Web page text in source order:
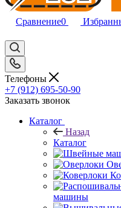
Сравнение0
Телефоны
+7 (912) 695-50-90
Заказать звонок
Каталог
Назад
Каталог
машины